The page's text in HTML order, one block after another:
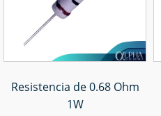
Resistencia de 0.68 Ohm
1W